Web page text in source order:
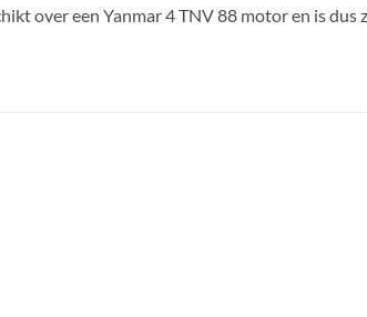
over een Yanmar 4 TNV 88 motor en is dus